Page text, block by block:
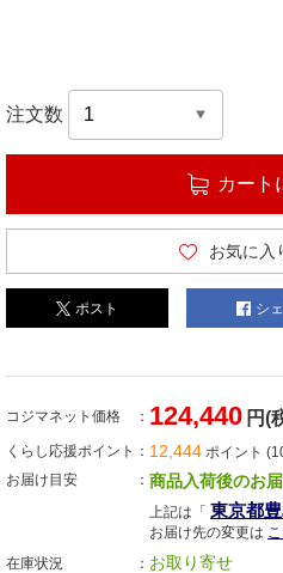
注文数
カート
お気に入
ポスト シ
コジマネット価格 124,440 円(
くらし応援ポイント 12,444 ポイント
お届け目安
商品入荷後のお
上記は「 東京都
お届け先の変更は
在庫状況
お取り寄せ